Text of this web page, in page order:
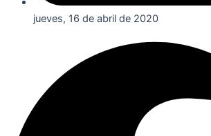
jueves, 16 de abril de 2020